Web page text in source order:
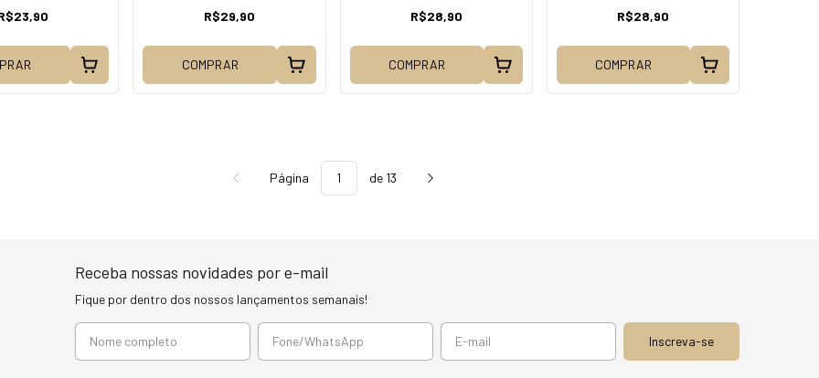
R$29,90
COMPRAR
R$28,90
COMPRAR
R$28,90
COMPRAR
Página de 13
Receba nossas novidades por e-mail
Fique por dentro dos nossos lançamentos semanais!